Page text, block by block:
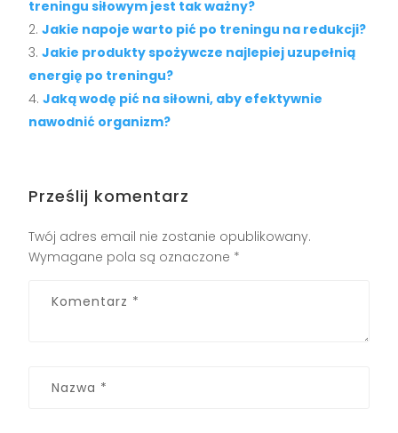
treningu siłowym jest tak ważny?
Jakie napoje warto pić po treningu na redukcji?
Jakie produkty spożywcze najlepiej uzupełnią
energię po treningu?
Jaką wodę pić na siłowni, aby efektywnie
nawodnić organizm?
Prześlij komentarz
Twój adres email nie zostanie opublikowany.
Wymagane pola są oznaczone *